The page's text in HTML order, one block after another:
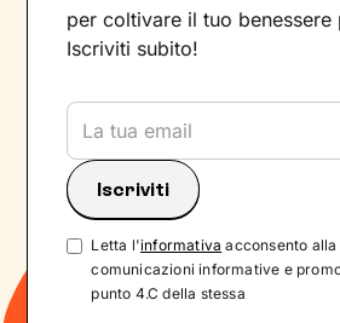
per coltivare il tuo
Iscriviti subito!
Letta l'informativa acconsento
comunicazioni informative e
punto 4.C della stessa